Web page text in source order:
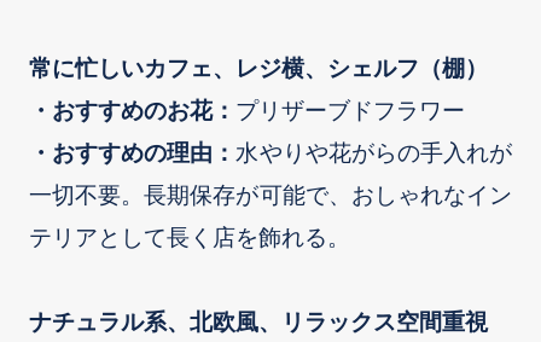
常に忙しいカフェ、レジ横、シェルフ（棚）
・おすすめのお花： プリザーブドフラワー
・おすすめの理由：水やりや花がらの手入れが
一切不要。長期保存が可能で、おしゃれなイン
テリアとして長く店を飾れる。
ナチュラル系、北欧風、リラックス空間重視